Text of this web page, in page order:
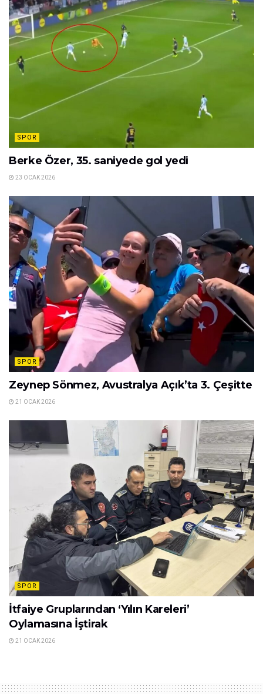
SPOR
Berke Özer, 35. saniyede gol yedi
23 OCAK 2026
SPOR
Zeynep Sönmez, Avustralya Açık’ta 3. Çeşitte
21 OCAK 2026
SPOR
İtfaiye Gruplarından ‘Yılın Kareleri’
Oylamasına İştirak
21 OCAK 2026